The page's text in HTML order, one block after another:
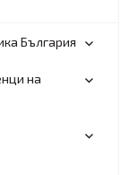
България
на